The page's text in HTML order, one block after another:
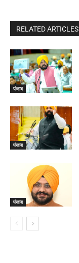
RELATED ARTICLES
पंजाब
पंजाब
पंजाब